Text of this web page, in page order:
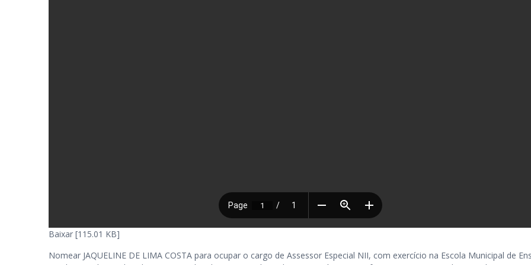
Baixar [115.01 KB]
Nomear JAQUELINE DE LIMA COSTA para ocupar o cargo de Assessor Especial NII, com exercício na Escola Municipal de